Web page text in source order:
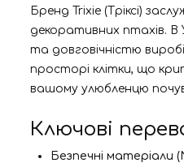
Бренд Trixie (Тріксі)
декоративних птахів. В
та довговічністю
просторі клітки, що
вашому улюбленцю
Ключові
Безпечні матеріали